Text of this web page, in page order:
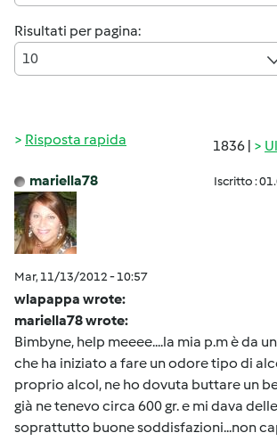
Risultati per pagina:
10
1836 |
Risposta rapida
mariella78 Iscritto :
Mar, 11/13/2012 - 10:57
wlapappa wrote:
mariella78 wrote:
Bimbyne, help meeee....la mia p.m è da
che ha iniziato a fare un odore tipo di
proprio alcol, ne ho dovuta buttare un
già ne tenevo circa 600 gr. e mi dava
soprattutto buone soddisfazioni...non